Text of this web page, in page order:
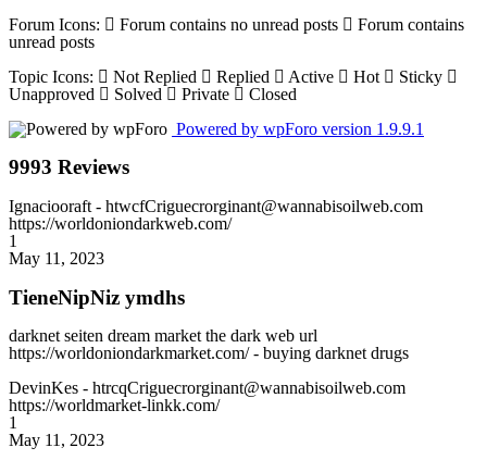
Forum Icons:
Forum contains no unread posts
Forum contains
unread posts
Topic Icons:
Not Replied Replied Active Hot
Sticky
Unapproved
Solved Private
Closed
Powered by wpForo version 1.9.9.1
9993 Reviews
Ignaciooraft - htwcfCriguecrorginant@wannabisoilweb.com
https://worldoniondarkweb.com/
1
May 11, 2023
TieneNipNiz ymdhs
darknet seiten dream market the dark web url
https://worldoniondarkmarket.com/ - buying darknet drugs
DevinKes - htrcqCriguecrorginant@wannabisoilweb.com
https://worldmarket-linkk.com/
1
May 11, 2023